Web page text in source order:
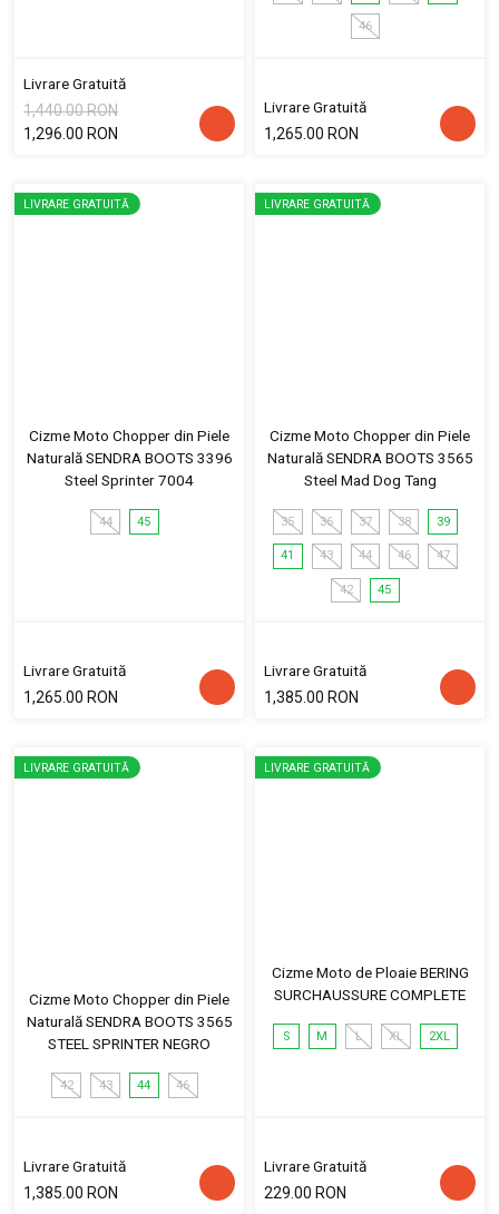
Livrare Gratuită
1,440.00 RON
1,296.00 RON
46
Livrare Gratuită
1,265.00 RON
LIVRARE GRATUITĂ
Cizme Moto Chopper din Piele
Naturală SENDRA BOOTS 3396
Steel Sprinter 7004
44 45
Livrare Gratuită
1,265.00 RON
LIVRARE GRATUITĂ
Cizme Moto Chopper din Piele
Naturală SENDRA BOOTS 3565
Steel Mad Dog Tang
35 36 37 38 39
41 43 44 46 47
42 45
Livrare Gratuită
1,385.00 RON
LIVRARE GRATUITĂ
Cizme Moto Chopper din Piele
Naturală SENDRA BOOTS 3565
STEEL SPRINTER NEGRO
42 43 44 46
Livrare Gratuită
1,385.00 RON
LIVRARE GRATUITĂ
Cizme Moto de Ploaie BERING
SURCHAUSSURE COMPLETE
S M L XL 2XL
Livrare Gratuită
229.00 RON